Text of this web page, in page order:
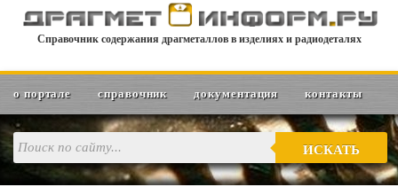
Справочник содержания драгметаллов в изделиях и радиодеталях
о портале справочник документация контакты
ИСКАТЬ